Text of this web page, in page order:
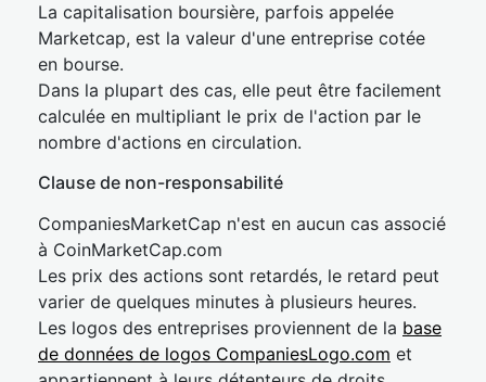
La capitalisation boursière, parfois appelée
Marketcap, est la valeur d'une entreprise cotée
en bourse.
Dans la plupart des cas, elle peut être facilement
calculée en multipliant le prix de l'action par le
nombre d'actions en circulation.
Clause de non-responsabilité
CompaniesMarketCap n'est en aucun cas associé
à CoinMarketCap.com
Les prix des actions sont retardés, le retard peut
varier de quelques minutes à plusieurs heures.
Les logos des entreprises proviennent de la base
de données de logos CompaniesLogo.com et